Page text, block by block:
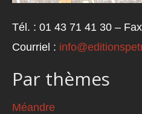
Tél. : 01 43 71 41 30 –
Courriel :
Par thèmes
Méandre